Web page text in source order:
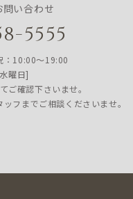
い合わせ
5555
10:00〜19:00
曜日]
ご確認下さいませ。
フまでご相談くださいませ。